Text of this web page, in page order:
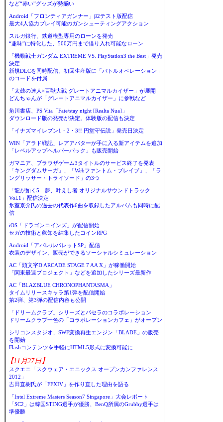
など“赤い”グッズが勢揃い
Android「フロンティアガンナー」β2テスト版配信
最大4人協力プレイ可能のガンシューティングアクション
スルガ銀行、鉄道模型専用のローンを発売
“趣味”に特化した、500万円まで借り入れ可能なローン
「機動戦士ガンダム EXTREME VS. PlayStation3 the Best」発売
決定
新規DLCを同時配信、初回生産版に「バトルオペレーション」
のコードを付属
「太鼓の達人×百獣大戦 グレートアニマルカイザー」が展開
どんちゃんが「グレートアニマルカイザー」に参戦など
角川書店、PS Vita「Fate/stay night [Realta Nua]」
ダウンロード版の発売が決定。体験版の配信も決定
「イナズマイレブン1・2・3!! 円堂守伝説」発売日決定
WIN「アラド戦記」レアアバターが手に入る新アイテムを追加
「レベルアップヘルパーパック」も販売開始
ガマニア、ブラウザゲーム3タイトルのサービス終了を発表
「キングダムサーガ」、「Webファントム・ブレイブ」、「ラ
ングリッサー・トライソード」の3つ
「龍が如く5 夢、叶えし者 オリジナルサウンドトラック
Vol.1」配信決定
氷室京介氏の過去の代表作6曲を収録したアルバムも同時に配
信
iOS「ドラゴンコインズ」が配信開始
セガの技術と叡知を結集したコインRPG
Android「アパレルパレットSP」配信
衣装のデザイン、販売ができるソーシャルシミュレーション
AC「頭文字D ARCADE STAGE 7 AA X」が稼働開始
「関東最速プロジェクト」などを追加したシリーズ最新作
AC「BLAZBLUE CHRONOPHANTASMA」
タイムリリースキャラ第1弾を配信開始
第2弾、第3弾の配信内容も公開
「ドリームクラブ」シリーズとパセラのコラボレーション
ドリームクラブ一色の「コラボレーションカフェ」がオープン
シリコンスタジオ、SWF変換再生エンジン「BLADE」の販売
を開始
Flashコンテンツを手軽にHTML5形式に変換可能に
【11月27日】
スクエニ「スクウェア・エニックス オープンカンファレンス
2012」
吉田直樹氏が「FFXIV」を作り直した理由を語る
「Intel Extreme Masters Season7 Singapore」大会レポート
「SC2」は韓国STING選手が優勝、BenQ所属のGrubby選手は
準優勝